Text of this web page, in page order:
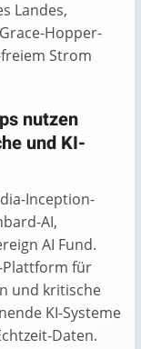
Landes,
Hopper-
Strom
nutzen
und KI-
Inception-
AI,
AI Fund.
Plattform für
und kritische
KI-Systeme
Daten.